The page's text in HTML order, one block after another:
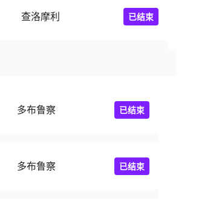
查洛摩利 已结束
多布鲁察 已结束
多布鲁察 已结束